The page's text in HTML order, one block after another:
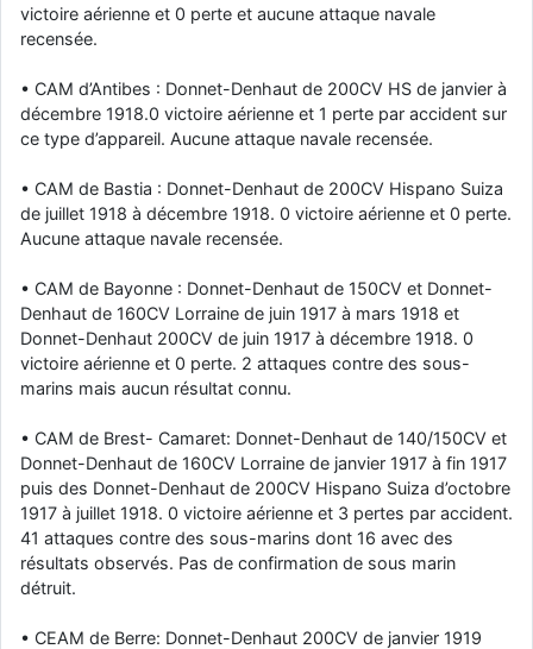
victoire aérienne et 0 perte et aucune attaque navale
recensée.
• CAM d’Antibes : Donnet-Denhaut de 200CV HS de janvier à
décembre 1918.0 victoire aérienne et 1 perte par accident sur
ce type d’appareil. Aucune attaque navale recensée.
• CAM de Bastia : Donnet-Denhaut de 200CV Hispano Suiza
de juillet 1918 à décembre 1918. 0 victoire aérienne et 0 perte.
Aucune attaque navale recensée.
• CAM de Bayonne : Donnet-Denhaut de 150CV et Donnet-
Denhaut de 160CV Lorraine de juin 1917 à mars 1918 et
Donnet-Denhaut 200CV de juin 1917 à décembre 1918. 0
victoire aérienne et 0 perte. 2 attaques contre des sous-
marins mais aucun résultat connu.
• CAM de Brest- Camaret: Donnet-Denhaut de 140/150CV et
Donnet-Denhaut de 160CV Lorraine de janvier 1917 à fin 1917
puis des Donnet-Denhaut de 200CV Hispano Suiza d’octobre
1917 à juillet 1918. 0 victoire aérienne et 3 pertes par accident.
41 attaques contre des sous-marins dont 16 avec des
résultats observés. Pas de confirmation de sous marin
détruit.
• CEAM de Berre: Donnet-Denhaut 200CV de janvier 1919